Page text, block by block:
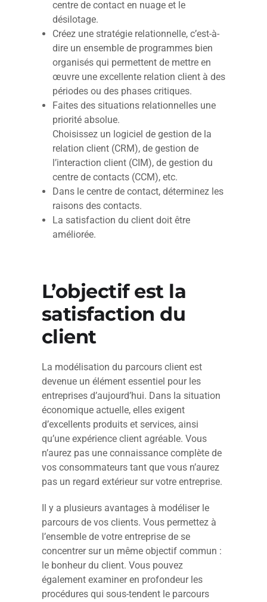
centre de contact en nuage et le
désilotage.
Créez une stratégie relationnelle, c’est-à-
dire un ensemble de programmes bien
organisés qui permettent de mettre en
œuvre une excellente relation client à des
périodes ou des phases critiques.
Faites des situations relationnelles une
priorité absolue.
Choisissez un logiciel de gestion de la
relation client (CRM), de gestion de
l’interaction client (CIM), de gestion du
centre de contacts (CCM), etc.
Dans le centre de contact, déterminez les
raisons des contacts.
La satisfaction du client doit être
améliorée.
L’objectif est la
satisfaction du
client
La modélisation du parcours client est
devenue un élément essentiel pour les
entreprises d’aujourd’hui. Dans la situation
économique actuelle, elles exigent
d’excellents produits et services, ainsi
qu’une expérience client agréable. Vous
n’aurez pas une connaissance complète de
vos consommateurs tant que vous n’aurez
pas un regard extérieur sur votre entreprise.
Il y a plusieurs avantages à modéliser le
parcours de vos clients. Vous permettez à
l’ensemble de votre entreprise de se
concentrer sur un même objectif commun :
le bonheur du client. Vous pouvez
également examiner en profondeur les
procédures qui sous-tendent le parcours